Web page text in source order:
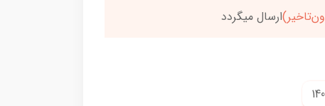
برسون،ارسالت‌رایگانه